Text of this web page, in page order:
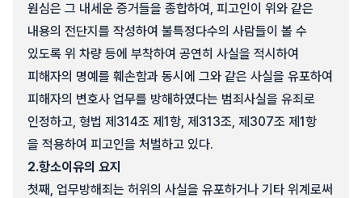
원심은 그 내세운 증거들을 종합하여, 피고인이 위와 같은
내용의 전단지를 작성하여 불특정다수의 사람들이 볼 수
있도록 위 차량 등에 부착하여 공연히 사실을 적시하여
피해자의 명예를 훼손함과 동시에 그와 같은 사실을 유포하여
피해자의 변호사 업무를 방해하였다는 범죄사실을 유죄로
인정하고, 형법 제314조 제1항, 제313조, 제307조 제1항
을 적용하여 피고인을 처벌하고 있다.
2.항소이유의 요지
첫째, 업무방해죄는 허위의 사실을 유포하거나 기타 위계로써